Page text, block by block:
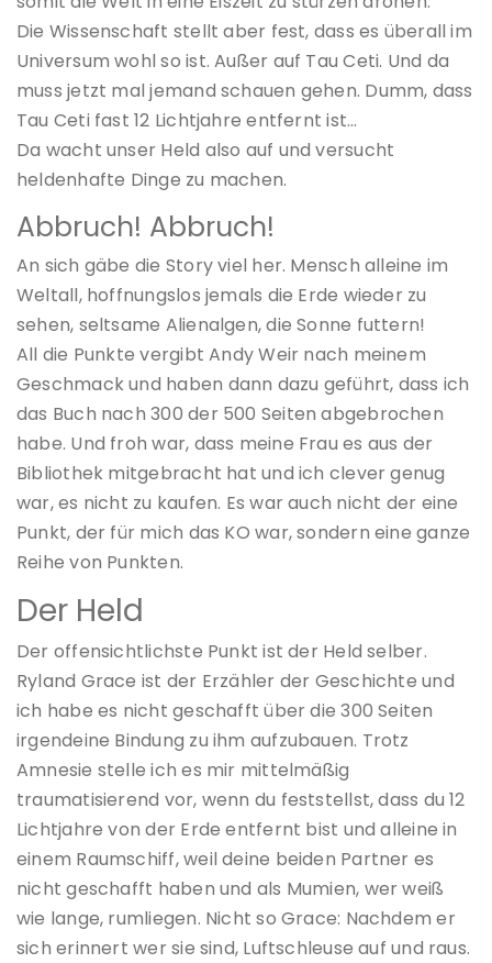
Die Wissenschaft stellt aber fest, dass es überall im
Universum wohl so ist. Außer auf Tau Ceti. Und da
muss jetzt mal jemand schauen gehen. Dumm, dass
Tau Ceti fast 12 Lichtjahre entfernt ist…
Da wacht unser Held also auf und versucht
heldenhafte Dinge zu machen.
Abbruch! Abbruch!
An sich gäbe die Story viel her. Mensch alleine im
Weltall, hoffnungslos jemals die Erde wieder zu
sehen, seltsame Alienalgen, die Sonne futtern!
All die Punkte vergibt Andy Weir nach meinem
Geschmack und haben dann dazu geführt, dass ich
das Buch nach 300 der 500 Seiten abgebrochen
habe. Und froh war, dass meine Frau es aus der
Bibliothek mitgebracht hat und ich clever genug
war, es nicht zu kaufen. Es war auch nicht der eine
Punkt, der für mich das KO war, sondern eine ganze
Reihe von Punkten.
Der Held
Der offensichtlichste Punkt ist der Held selber.
Ryland Grace ist der Erzähler der Geschichte und
ich habe es nicht geschafft über die 300 Seiten
irgendeine Bindung zu ihm aufzubauen. Trotz
Amnesie stelle ich es mir mittelmäßig
traumatisierend vor, wenn du feststellst, dass du 12
Lichtjahre von der Erde entfernt bist und alleine in
einem Raumschiff, weil deine beiden Partner es
nicht geschafft haben und als Mumien, wer weiß
wie lange, rumliegen. Nicht so Grace: Nachdem er
sich erinnert wer sie sind, Luftschleuse auf und raus.